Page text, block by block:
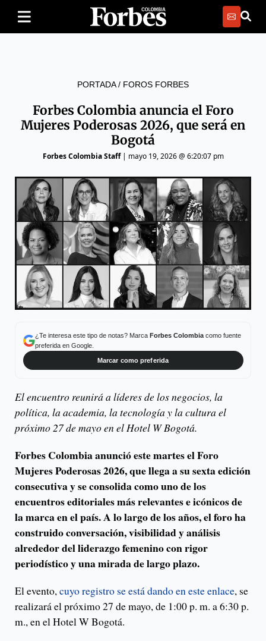
PORTADA/ FOROS FORBES
Forbes Colombia anuncia el Foro
Mujeres Poderosas 2026, que será en
Bogotá
Forbes Colombia Staff| mayo 19, 2026 @ 6:20:07 pm
¿Te interesa este tipo de notas? Marca Forbes Colombiacomo fuente
preferida en Google.
Marcar como preferida
El encuentro reunirá a líderes de los negocios, la
política, la academia, la tecnología y la cultura el
próximo 27 de mayo en el Hotel W Bogotá.
Forbes Colombia anunció este martes el Foro
Mujeres Poderosas 2026, que llega a su sexta edición
consecutiva y se consolida como uno de los
encuentros editoriales más relevantes e icónicos de
la marca en el país. A lo largo de los años, el foro ha
construido conversación, visibilidad y análisis
alrededor del liderazgo femenino con rigor
periodístico y una mirada de largo plazo.
El evento,cuyo registro se está dando en este enlace, se
realizará el próximo 27 de mayo, de 1:00 p. m. a 6:30 p.
m., en el Hotel W Bogotá.